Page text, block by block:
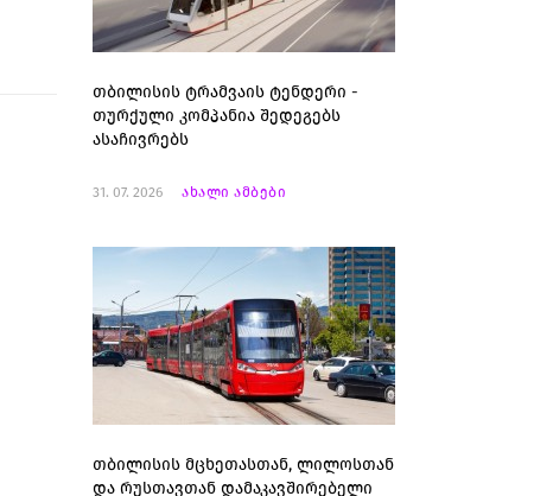
თბილისის ტრამვაის ტენდერი -
თურქული კომპანია შედეგებს
ასაჩივრებს
31. 07. 2026 ახალი ამბები
თბილისის მცხეთასთან, ლილოსთან
და რუსთავთან დამაკავშირებელი